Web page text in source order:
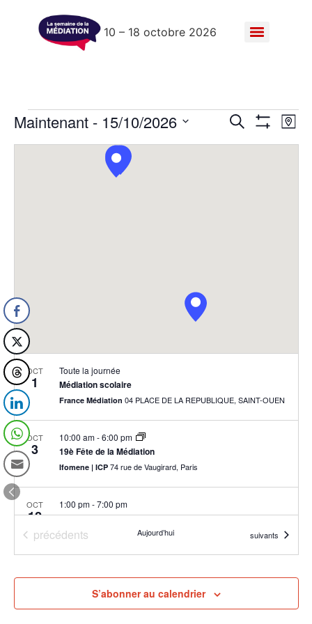
10 – 18 octobre 2026
et
Recherche
de
Plan
Maintenant - 15/10/2026
la
OCT
1 Médiation scolaire
Toute la journée
France Médiation 04 PLACE DE LA REPUBLIQUE, SAINT-OUEN
OCT
3 19è Fête de la Médiation
10:00 am-6:00 pm
Ifomene | ICP 74 rue de Vaugirard, Paris
OCT
12 Les modes amiables de résolution des différends et des conflits
1:00 pm-7:00 pm
Université de Panthéon AssasParis
14
UDAF 93 16 Rue Hector Berlioz,, Bobigny
Évènements
précédents Aujourd’hui Évènements
suivants
S’abonner au calendrier